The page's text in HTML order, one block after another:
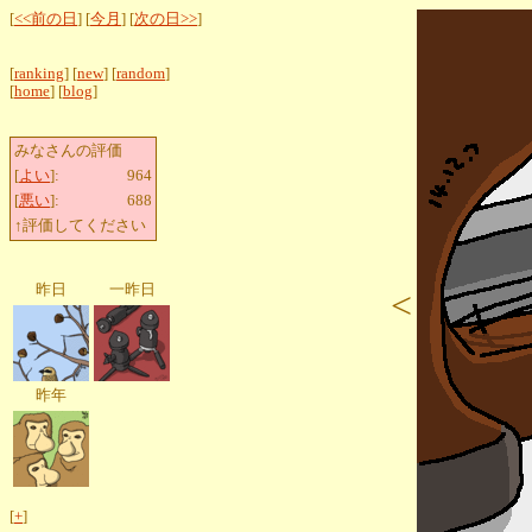
[<<前の日 ] [今月 ] [次の日>>]
[ranking] [new] [random]
[home] [blog]
みなさんの評価
[よい]:
964
[悪い]:
688
↑評価してください
昨日 一昨日
昨年
[+]
<